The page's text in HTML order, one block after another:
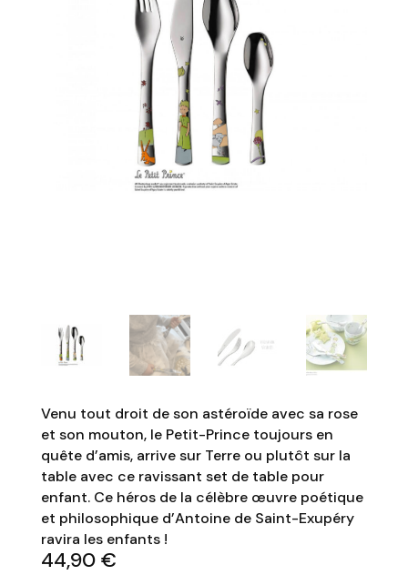
Venu tout droit de son astéroïde avec sa rose
et son mouton, le Petit-Prince toujours en
quête d’amis, arrive sur Terre ou plutôt sur la
table avec ce ravissant set de table pour
enfant. Ce héros de la célèbre œuvre poétique
et philosophique d’Antoine de Saint-Exupéry
ravira les enfants !
44,90 €